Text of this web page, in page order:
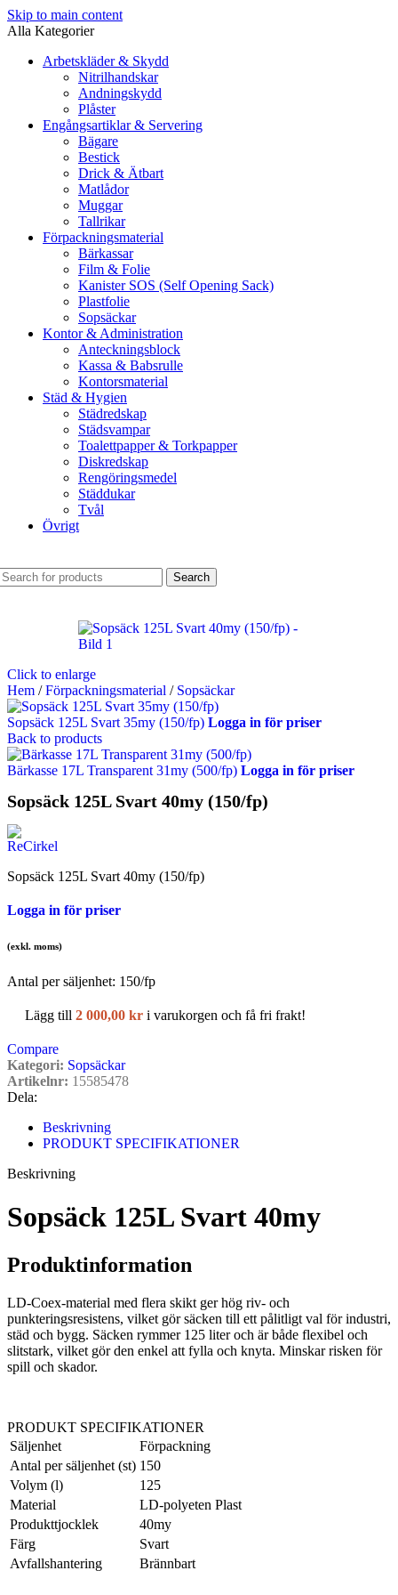
Skip to main content
Alla Kategorier
Arbetskläder & Skydd
Nitrilhandskar
Andningskydd
Plåster
Engångsartiklar & Servering
Bägare
Bestick
Drick & Ätbart
Matlådor
Muggar
Tallrikar
Förpackningsmaterial
Bärkassar
Film & Folie
Kanister SOS (Self Opening Sack)
Plastfolie
Sopsäckar
Kontor & Administration
Anteckningsblock
Kassa & Babsrulle
Kontorsmaterial
Städ & Hygien
Städredskap
Städsvampar
Toalettpapper & Torkpapper
Diskredskap
Rengöringsmedel
Städdukar
Tvål
Övrigt
Search
Click to enlarge
Hem / Förpackningsmaterial / Sopsäckar
Sopsäck 125L Svart 35my (150/fp) Logga in för priser
Back to products
Bärkasse 17L Transparent 31my (500/fp) Logga in för priser
Sopsäck 125L Svart 40my (150/fp)
Sopsäck 125L Svart 40my (150/fp)
Logga in för priser
(exkl. moms)
Antal per säljenhet: 150/fp
Lägg till 2 000,00 kr i varukorgen och få fri frakt!
Compare
Kategori: Sopsäckar
Artikelnr: 15585478
Dela:
Beskrivning
PRODUKT SPECIFIKATIONER
Beskrivning
Sopsäck 125L Svart 40my
Produktinformation
LD‑Coex‑material med flera skikt ger hög riv- och
punkteringsresistens, vilket gör säcken till ett pålitligt val för industri,
städ och bygg. Säcken rymmer 125 liter och är både flexibel och
slitstark, vilket gör den enkel att fylla och knyta. Minskar risken för
spill och skador.
PRODUKT SPECIFIKATIONER
Säljenhet
Förpackning
Antal per säljenhet (st) 150
Volym (l)
125
Material
LD‑polyeten Plast
Produkttjocklek
40my
Färg
Svart
Avfallshantering
Brännbart